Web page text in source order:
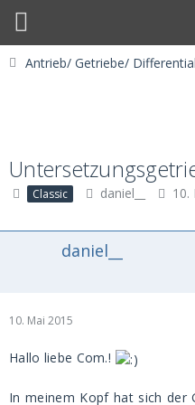
Antrieb/ Getriebe/
Classic daniel__ 10.
daniel__
10. Mai 2015
Hallo liebe Com.!
In meinem Kopf hat sich der